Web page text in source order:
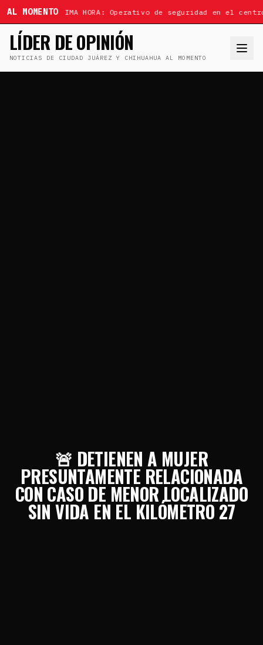
AL MOMENTOÚLTIMA HORA: Operativo de seguridad en el
LÍDER DE OPINIÓN
NOTICIAS DE CIUDAD JUÁREZ Y CHIHUAHUA AL MOMENTO
🚨 DETIENEN A MUJER
PRESUNTAMENTE RELACIONADA
CON CASO DE MENOR LOCALIZADO
SIN VIDA EN EL KILÓMETRO 27